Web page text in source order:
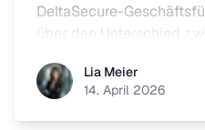
DeltaSecure-
über den Unterschied
Fireside Chat mit
Experten.
Lia MeierLia Meier
14. April 2026